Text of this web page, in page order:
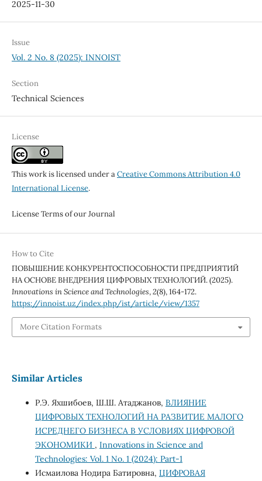
2025-11-30
Issue
Vol. 2 No. 8 (2025): INNOIST
Section
Technical Sciences
License
This work is licensed under aCreative Commons Attribution 4.0
International License.
License Terms of our Journal
How to Cite
ПОВЫШЕНИЕ КОНКУРЕНТОСПОСОБНОСТИ ПРЕДПРИЯТИЙ
НА ОСНОВЕ ВНЕДРЕНИЯ ЦИФРОВЫХ ТЕХНОЛОГИЙ. (2025).
Innovations in Science and Technologies,2(8), 164-172.
https://innoist.uz/index.php/ist/article/view/1357
More Citation Formats
Similar Articles
Р.Э. Яхшибоев, Ш.Ш. Атаджанов, ВЛИЯНИЕ
ЦИФРОВЫХ ТЕХНОЛОГИЙ НА РАЗВИТИЕ МАЛОГО
ИСРЕДНЕГО БИЗНЕСА В УСЛОВИЯХ ЦИФРОВОЙ
ЭКОНОМИКИ , Innovations in Science and
Technologies: Vol. 1 No. 1 (2024): Part-1
Исмаилова Нодира Батировна, ЦИФРОВАЯ